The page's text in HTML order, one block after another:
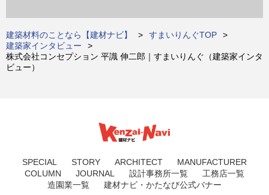
建築材料のことなら【建材ナビ】
すまいりんぐTOP
建築家インタビュー
株式会社コンセプション 平識 伸二郎｜すまいりんぐ（建築家インタ
ビュー）
SPECIAL STORY ARCHITECT
MANUFACTURER
COLUMN
JOURNAL 設計事務所一覧
工務店一覧
造園業一覧
建材ナビ・かたなび公式バナー